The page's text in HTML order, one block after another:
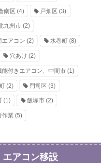
南区 (4) 戸畑区 (3)
九州市(2)
エアコン (2) 水巻町(8)
穴あけ (2)
能付きエアコン、中間市(1)
(2) 門司区 (3)
(1) 飯塚市(2)
作業(5)
アコン移設